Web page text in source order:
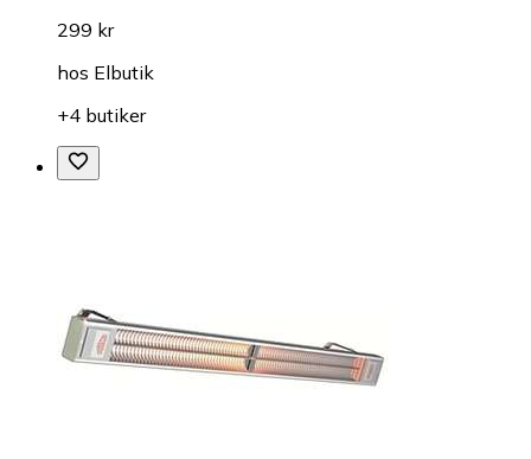
299 kr
hos Elbutik
+4 butiker